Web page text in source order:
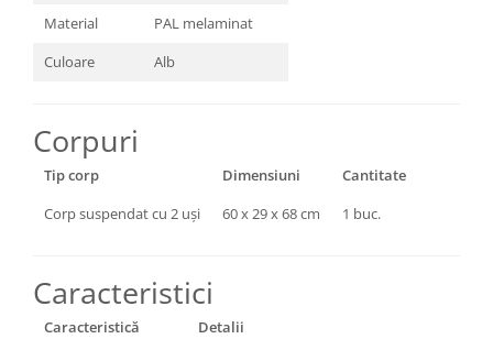
Material
PAL melaminat
Culoare
Alb
Corpuri
Tip corp Dimensiuni
Cantitate
Corp suspendat cu 2 uși
60 x 29 x 68 cm 1 buc.
Caracteristici
Caracteristică
Detalii